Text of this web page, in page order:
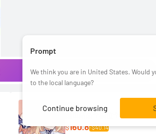
Prompt
We think you are in United States. Would
to the local language?
Continue browsing
原神
創世結晶全檔位全集
$160.8-$40.14